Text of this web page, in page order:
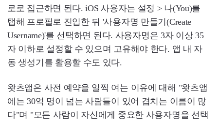
로로 접근하면 된다. iOS 사용자는 설정 > 나(You)를
탭해 프로필로 진입한 뒤 '사용자명 만들기(Create
Username)'를 선택하면 된다. 사용자명은 3자 이상 35
자 이하로 설정할 수 있으며 고유해야 한다. 앱 내 자
동 생성기를 활용할 수도 있다.
왓츠앱은 사전 예약을 일찍 여는 이유에 대해 "왓츠앱
에는 30억 명이 넘는 사람들이 있어 겹치는 이름이 많
다"며 "모든 사람이 자신에게 중요한 사용자명을 선택